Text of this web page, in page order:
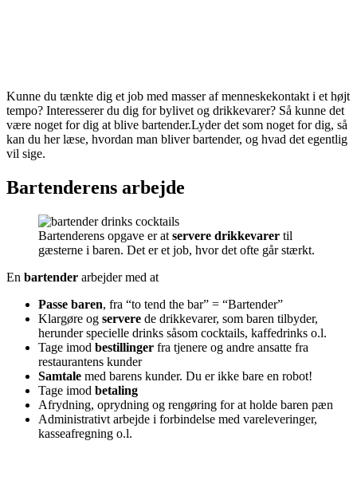
Kunne du tænkte dig et job med masser af menneskekontakt i et højt
tempo? Interesserer du dig for bylivet og drikkevarer? Så kunne det
være noget for dig at blive bartender.Lyder det som noget for dig, så
kan du her læse, hvordan man bliver bartender, og hvad det egentlig
vil sige.
Bartenderens arbejde
Bartenderens opgave er at servere drikkevarer til
gæsterne i baren. Det er et job, hvor det ofte går stærkt.
En bartender arbejder med at
Passe baren, fra “to tend the bar” = “Bartender”
Klargøre og servere de drikkevarer, som baren tilbyder,
herunder specielle drinks såsom cocktails, kaffedrinks o.l.
Tage imod bestillinger fra tjenere og andre ansatte fra
restaurantens kunder
Samtale med barens kunder. Du er ikke bare en robot!
Tage imod betaling
Afrydning, oprydning og rengøring for at holde baren pæn
Administrativt arbejde i forbindelse med vareleveringer,
kasseafregning o.l.